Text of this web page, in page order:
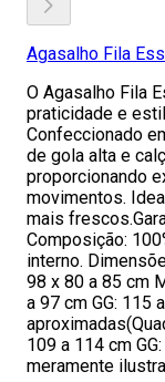
Agasalho Fila
O Agasalho Fila
praticidade e
Confeccionado
de gola alta e
proporcionando
movimentos.
mais
Composição:
interno.
98 x 80 a 85 cm
a 97 cm GG: 115
109 a 114 cm
meramente